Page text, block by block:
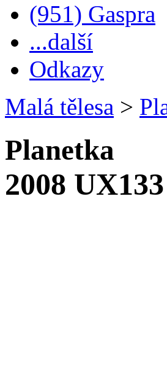
(951) Gaspra
...další
Odkazy
Malá tělesa >
Planetka
2008 UX133